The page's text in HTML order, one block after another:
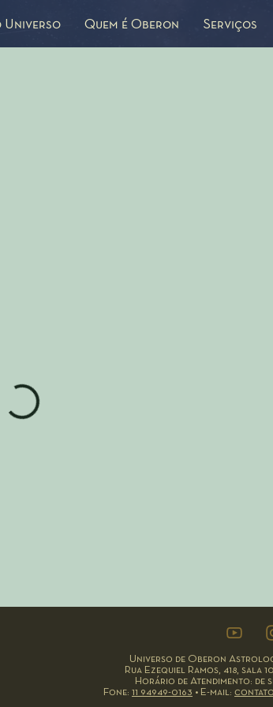
Universo Quem é Oberon Serviços
Universo de Oberon
Rua Ezequiel Ramos, 418, sala
Horário de Atendimento: de
Fone: 11 94949-0163 • E-mail: